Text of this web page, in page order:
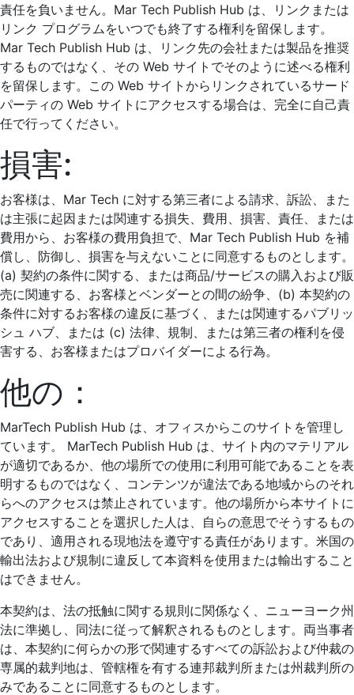
責任を負いません。Mar Tech Publish Hub は、リンクまたは
リンク プログラムをいつでも終了する権利を留保します。
Mar Tech Publish Hub は、リンク先の会社または製品を推奨
するものではなく、その Web サイトでそのように述べる権利
を留保します。この Web サイトからリンクされているサード
パーティの Web サイトにアクセスする場合は、完全に自己責
任で行ってください。
損害:
お客様は、Mar Tech に対する第三者による請求、訴訟、また
は主張に起因または関連する損失、費用、損害、責任、または
費用から、お客様の費用負担で、Mar Tech Publish Hub を補
償し、防御し、損害を与えないことに同意するものとします。
(a) 契約の条件に関する、または商品/サービスの購入および販
売に関連する、お客様とベンダーとの間の紛争、(b) 本契約の
条件に対するお客様の違反に基づく、または関連するパブリッ
シュ ハブ、または (c) 法律、規制、または第三者の権利を侵
害する、お客様またはプロバイダーによる行為。
他の：
MarTech Publish Hub は、オフィスからこのサイトを管理し
ています。 MarTech Publish Hub は、サイト内のマテリアル
が適切であるか、他の場所での使用に利用可能であることを表
明するものではなく、コンテンツが違法である地域からのそれ
らへのアクセスは禁止されています。他の場所から本サイトに
アクセスすることを選択した人は、自らの意思でそうするもの
であり、適用される現地法を遵守する責任があります。米国の
輸出法および規制に違反して本資料を使用または輸出すること
はできません。
本契約は、法の抵触に関する規則に関係なく、ニューヨーク州
法に準拠し、同法に従って解釈されるものとします。両当事者
は、本契約に何らかの形で関連するすべての訴訟および仲裁の
専属的裁判地は、管轄権を有する連邦裁判所または州裁判所の
みであることに同意するものとします。